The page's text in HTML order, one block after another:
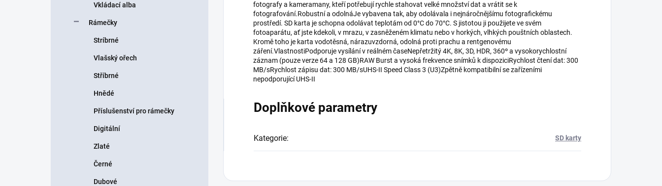
Vkládací alba
Rámečky
Stríbrné
Vlašský ořech
Stříbrné
Hnědé
Příslušenství pro rámečky
Digitální
Zlaté
Černé
Dubové
fotografy a kameramany, kteří potřebují rychle stahovat velké množství dat a vrátit se k
fotografování.Robustní a odolnáJe vybavena tak, aby odolávala i nejnáročnějšímu fotografickému
prostředí. SD karta je schopna odolávat teplotám od 0°C do 70°C. S jistotou ji použijete ve svém
fotoaparátu, ať jste kdekoli, v mrazu, v zasněženém klimatu nebo v horkých, vlhkých pouštních oblastech.
Kromě toho je karta vodotěsná, nárazuvzdorná, odolná proti prachu a rentgenovému
záření.VlastnostiPodporuje vysílání v reálném časeNepřetržitý 4K, 8K, 3D, HDR, 360º a vysokorychlostní
záznam (pouze verze 64 a 128 GB)RAW Burst a vysoká frekvence snímků k dispoziciRychlost čtení dat: 300
MB/sRychlost zápisu dat: 300 MB/sUHS-II Speed Class 3 (U3)Zpětně kompatibilní se zařízeními
nepodporující UHS-II
Doplňkové parametry
Kategorie: SD karty